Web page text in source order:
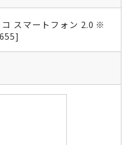
スマートフォン 2.0 ※